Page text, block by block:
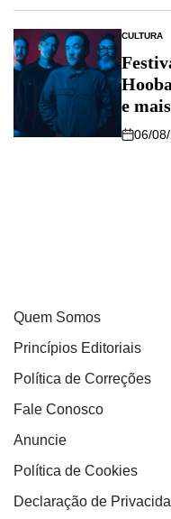
CULTURA
e mais
06/
Quem Somos
Princípios Editoriais
Política de Correções
Fale Conosco
Anuncie
Política de Cookies
Declaração de